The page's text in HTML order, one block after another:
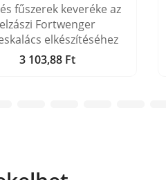
fűszerek keveréke az
elzászi Fortwenger
elkészítéséhez
Ár
3 103,88 Ft